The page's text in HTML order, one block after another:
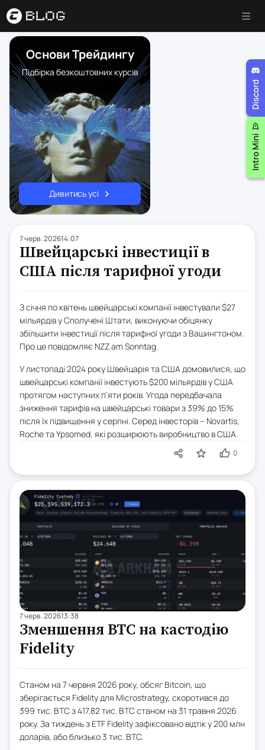
Основи Трейдингу
Підбірка безкоштовних курсів
Дивитись усі
7 черв. 202614:07
Швейцарські інвестиції в
США після тарифної угоди
З січня по квітень швейцарські компанії інвестували $27
мільярдів у Сполучені Штати, виконуючи обіцянку
збільшити інвестиції після тарифної угоди з Вашингтоном.
Про це повідомляє NZZ am Sonntag.
У листопаді 2024 року Швейцарія та США домовилися, що
швейцарські компанії інвестують $200 мільярдів у США
протягом наступних п’яти років. Угода передбачала
зниження тарифів на швейцарські товари з 39% до 15%
після їх підвищення у серпні. Серед інвесторів – Novartis,
Roche та Ypsomed, які розширюють виробництво в США.
0
7 черв. 202613:38
Зменшення BTC на кастодію
Fidelity
Станом на 7 червня 2026 року, обсяг Bitcoin, що
зберігається Fidelity для Microstrategy, скоротився до
399 тис. BTC з 417.82 тис. BTC станом на 31 травня 2026
року. За тиждень з ETF Fidelity зафіксовано відтік у 200 млн
доларів, або близько 3 тис. BTC.